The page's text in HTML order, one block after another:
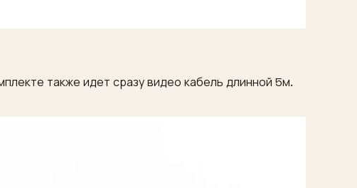
также идет сразу видео кабель длинной 5м.